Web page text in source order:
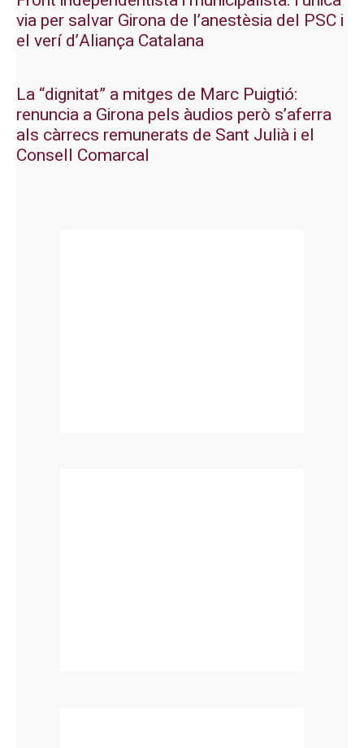
via per salvar Girona de l’anestèsia del PSC i
el verí d’Aliança Catalana
La “dignitat” a mitges de Marc Puigtió:
renuncia a Girona pels àudios però s’aferra
als càrrecs remunerats de Sant Julià i el
Consell Comarcal